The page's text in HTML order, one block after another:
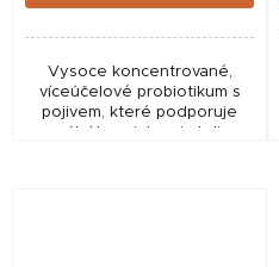
Vysoce koncentrované,
víceúčelové probiotikum s
pojivem, které podporuje